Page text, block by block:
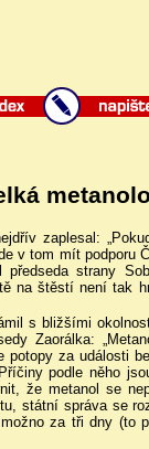
zaplesal:
v tom mít podporu
předseda strany
na štěstí není tak
s bližšími
Zaorálka:
potopy za události
podle něho
že metanol se
státní správa se
za tři dny (to